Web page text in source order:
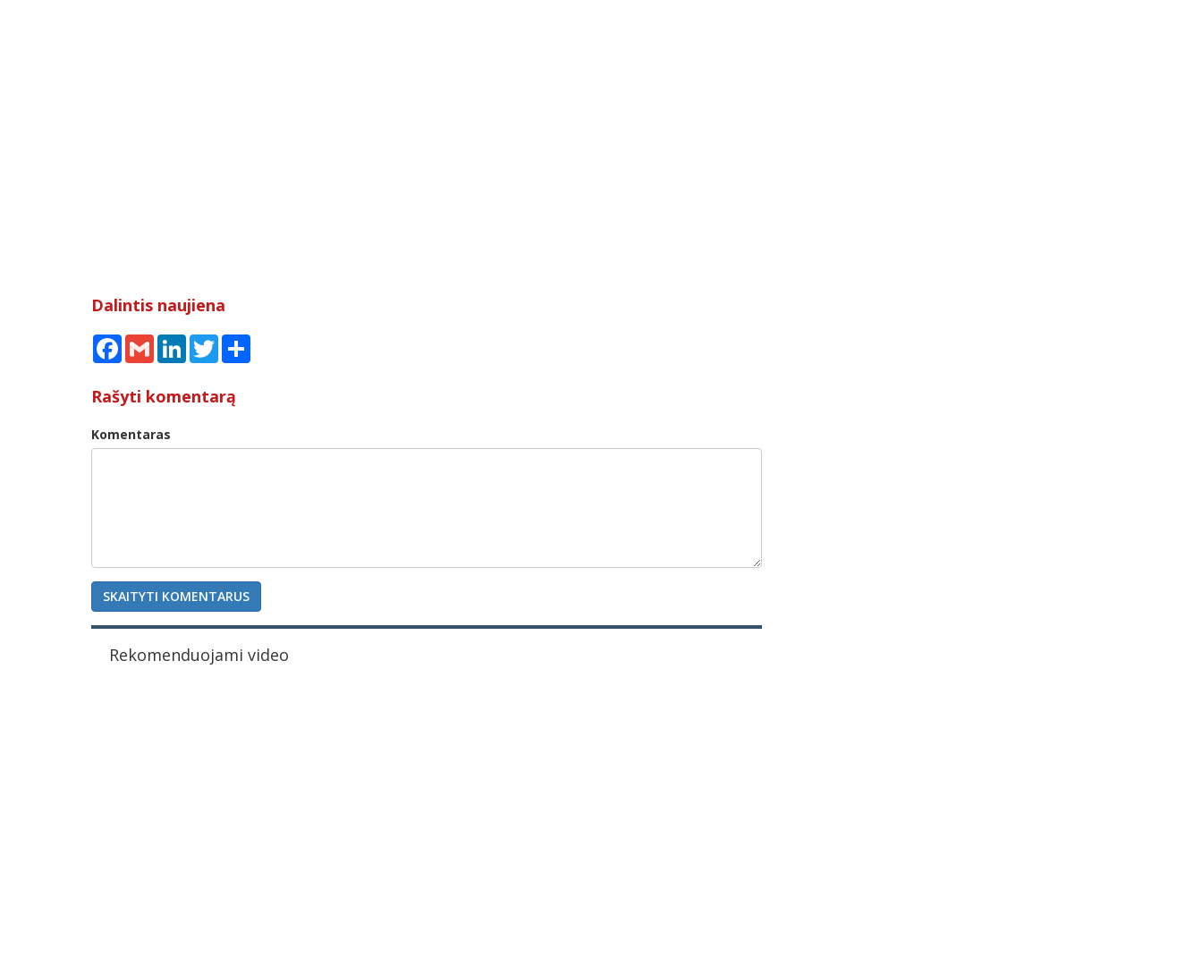
Dalintis naujiena
FacebookGmail LinkedInTwitter
Rašyti komentarą
Komentaras
SKAITYTI KOMENTARUS
Rekomenduojami video